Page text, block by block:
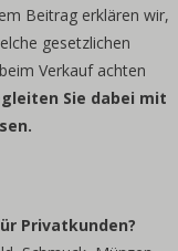
Beitrag erklären wir,
gesetzlichen
Verkauf achten
Sie dabei mit
Privatkunden?